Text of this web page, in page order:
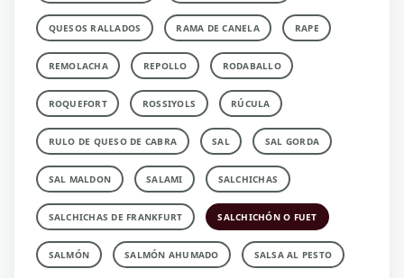
QUESOS RALLADOS RAMA DE CANELA RAPE
REMOLACHA REPOLLO RODABALLO
ROQUEFORT ROSSIYOLS RÚCULA
RULO DE QUESO DE CABRA SAL SAL GORDA
SAL MALDON SALAMI SALCHICHAS
SALCHICHAS DE FRANKFURT SALCHICHÓN O FUET
SALMÓN SALMÓN AHUMADO SALSA AL PESTO